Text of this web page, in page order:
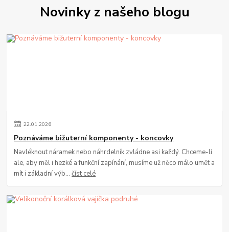
Novinky z našeho blogu
22.01.2026
Poznáváme bižuterní komponenty - koncovky
Navléknout náramek nebo náhrdelník zvládne asi každý. Chceme-li
ale, aby měl i hezké a funkční zapínání, musíme už něco málo umět a
mít i základní výb...číst celé